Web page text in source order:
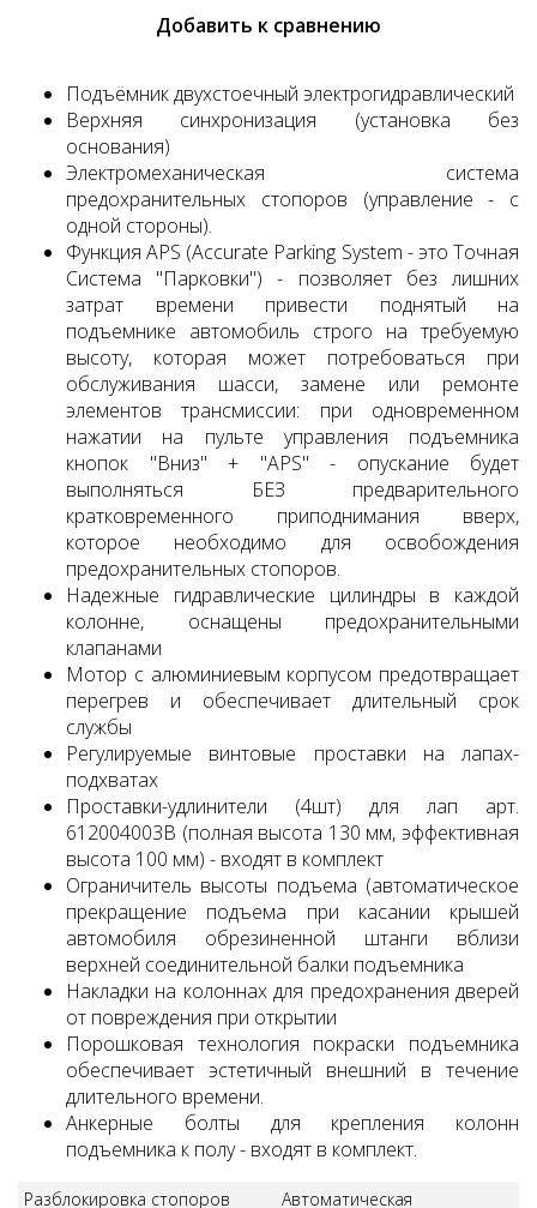
Добавить к сравнению
Подъёмник двухстоечный электрогидравлический
Верхняя синхронизация (установка без
основания)
Электромеханическая система
предохранительных стопоров (управление - с
одной стороны).
Функция APS (Accurate Parking System - это Точная
Система "Парковки") - позволяет без лишних
затрат времени привести поднятый на
подъемнике автомобиль строго на требуемую
высоту, которая может потребоваться при
обслуживания шасси, замене или ремонте
элементов трансмиссии: при одновременном
нажатии на пульте управления подъемника
кнопок "Вниз" + "APS" - опускание будет
выполняться БЕЗ предварительного
кратковременного приподнимания вверх,
которое необходимо для освобождения
предохранительных стопоров.
Надежные гидравлические цилиндры в каждой
колонне, оснащены предохранительными
клапанами
Мотор с алюминиевым корпусом предотвращает
перегрев и обеспечивает длительный срок
службы
Регулируемые винтовые проставки на лапах-
подхватах
Проставки-удлинители (4шт) для лап арт.
612004003B (полная высота 130 мм, эффективная
высота 100 мм) - входят в комплект
Ограничитель высоты подъема (автоматическое
прекращение подъема при касании крышей
автомобиля обрезиненной штанги вблизи
верхней соединительной балки подъемника
Накладки на колоннах для предохранения дверей
от повреждения при открытии
Порошковая технология покраски подъемника
обеспечивает эстетичный внешний в течение
длительного времени.
Анкерные болты для крепления колонн
подъемника к полу - входят в комплект.
Разблокировка стопоров Автоматическая